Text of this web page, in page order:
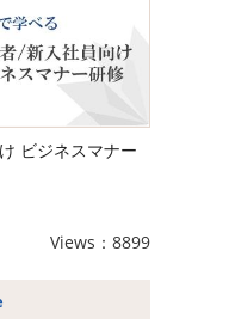
ビジネスマナー
Views：8899